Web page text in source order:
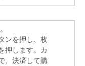
ンを押し、枚
押します。カ
、決済して購